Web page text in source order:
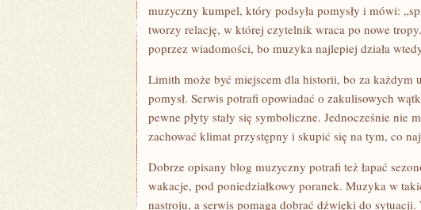
muzyczny kumpel, który podsyła pomysły i mówi:
tworzy relację, w której czytelnik wraca po nowe
poprzez wiadomości, bo muzyka najlepiej działa
Limith może być miejscem dla historii, bo za każdym
pomysł. Serwis potrafi opowiadać o zakulisowych
pewne płyty stały się symboliczne. Jednocześnie nie
zachować klimat przystępny i skupić się na tym, co
Dobrze opisany blog muzyczny potrafi też łapać
wakacje, pod poniedziałkowy poranek. Muzyka w
nastroju, a serwis pomaga dobrać dźwięki do